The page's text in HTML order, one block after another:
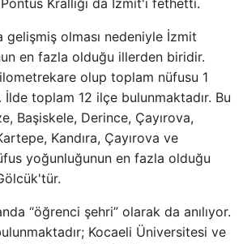
Krallığı da İzmit'i fethetti.
gelişmiş olması nedeniyle İzmit
en fazla olduğu illerden biridir.
olup toplam nüfusu 1
toplam 12 ilçe bulunmaktadır. Bu
Başiskele, Derince, Çayırova,
Kandıra, Çayırova ve
yoğunluğunun en fazla olduğu
“öğrenci şehri” olarak da anılıyor.
Kocaeli Üniversitesi ve